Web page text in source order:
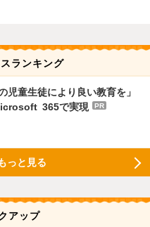
ランキング
児童生徒により良い教育を」
365で実現
PR
っと見る
アップ